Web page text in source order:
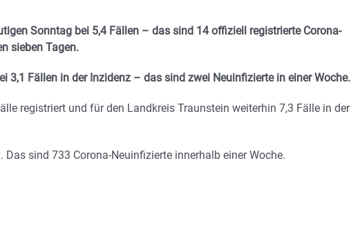
Sonntag bei 5,4 Fällen – das sind 14 offiziell registrierte Corona-
sieben Tagen.
3,1 Fällen in der Inzidenz – das sind zwei Neuinfizierte in einer Woche.
registriert und für den Landkreis Traunstein weiterhin 7,3 Fälle in der
sind 733 Corona-Neuinfizierte innerhalb einer Woche.